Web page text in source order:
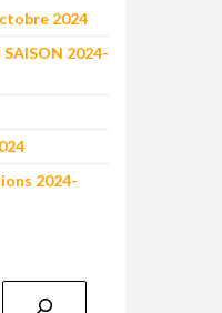
2024
SAISON 2024-
2024-